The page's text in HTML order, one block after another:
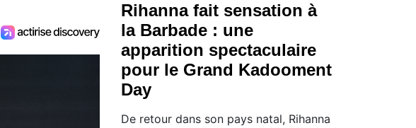
Rihanna fait sensation à
la Barbade : une
apparition spectaculaire
pour le Grand Kadooment
Day
De retour dans son pays natal, Rihanna